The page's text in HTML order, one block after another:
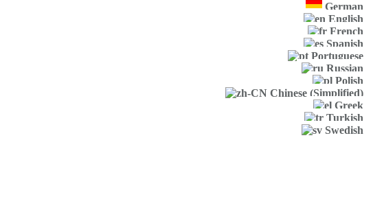
German
English
French
Spanish
Portuguese
Russian
Polish
Chinese (Simplified)
Greek
Turkish
Swedish